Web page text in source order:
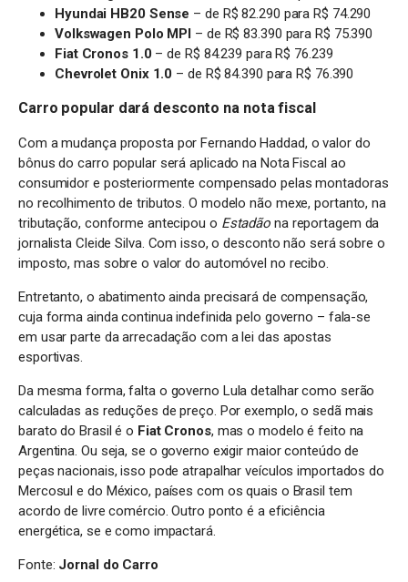
Hyundai HB20 Sense – de R$ 82.290 para R$ 74.290
Volkswagen Polo MPI – de R$ 83.390 para R$ 75.390
Fiat Cronos 1.0– de R$ 84.239 para R$ 76.239
Chevrolet Onix 1.0 – de R$ 84.390 para R$ 76.390
Carro popular dará desconto na nota fiscal
Com a mudança proposta por Fernando Haddad, o valor do
bônus do carro popular será aplicado na Nota Fiscal ao
consumidor e posteriormente compensado pelas montadoras
no recolhimento de tributos. O modelo não mexe, portanto, na
tributação, conforme antecipou o Estadão na reportagem da
jornalista Cleide Silva. Com isso, o desconto não será sobre o
imposto, mas sobre o valor do automóvel no recibo.
Entretanto, o abatimento ainda precisará de compensação,
cuja forma ainda continua indefinida pelo governo – fala-se
em usar parte da arrecadação com a lei das apostas
esportivas.
Da mesma forma, falta o governo Lula detalhar como serão
calculadas as reduções de preço. Por exemplo, o sedã mais
barato do Brasil é o Fiat Cronos, mas o modelo é feito na
Argentina. Ou seja, se o governo exigir maior conteúdo de
peças nacionais, isso pode atrapalhar veículos importados do
Mercosul e do México, países com os quais o Brasil tem
acordo de livre comércio. Outro ponto é a eficiência
energética, se e como impactará.
Fonte: Jornal do Carro